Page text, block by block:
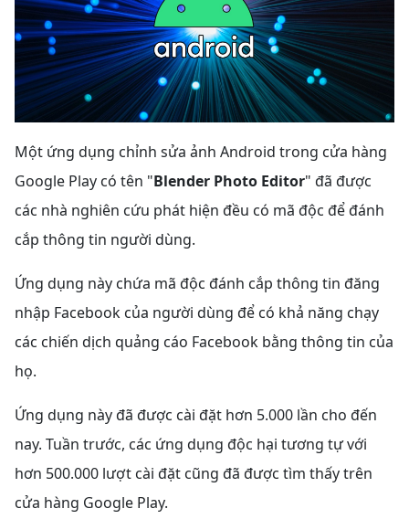
Một ứng dụng chỉnh sửa ảnh Android trong cửa hàng
Google Play có tên "Blender Photo Editor" đã được
các nhà nghiên cứu phát hiện đều có mã độc để đánh
cắp thông tin người dùng.
Ứng dụng này chứa mã độc đánh cắp thông tin đăng
nhập Facebook của người dùng để có khả năng chạy
các chiến dịch quảng cáo Facebook bằng thông tin của
họ.
Ứng dụng này đã được cài đặt hơn 5.000 lần cho đến
nay. Tuần trước, các ứng dụng độc hại tương tự với
hơn 500.000 lượt cài đặt cũng đã được tìm thấy trên
cửa hàng Google Play.